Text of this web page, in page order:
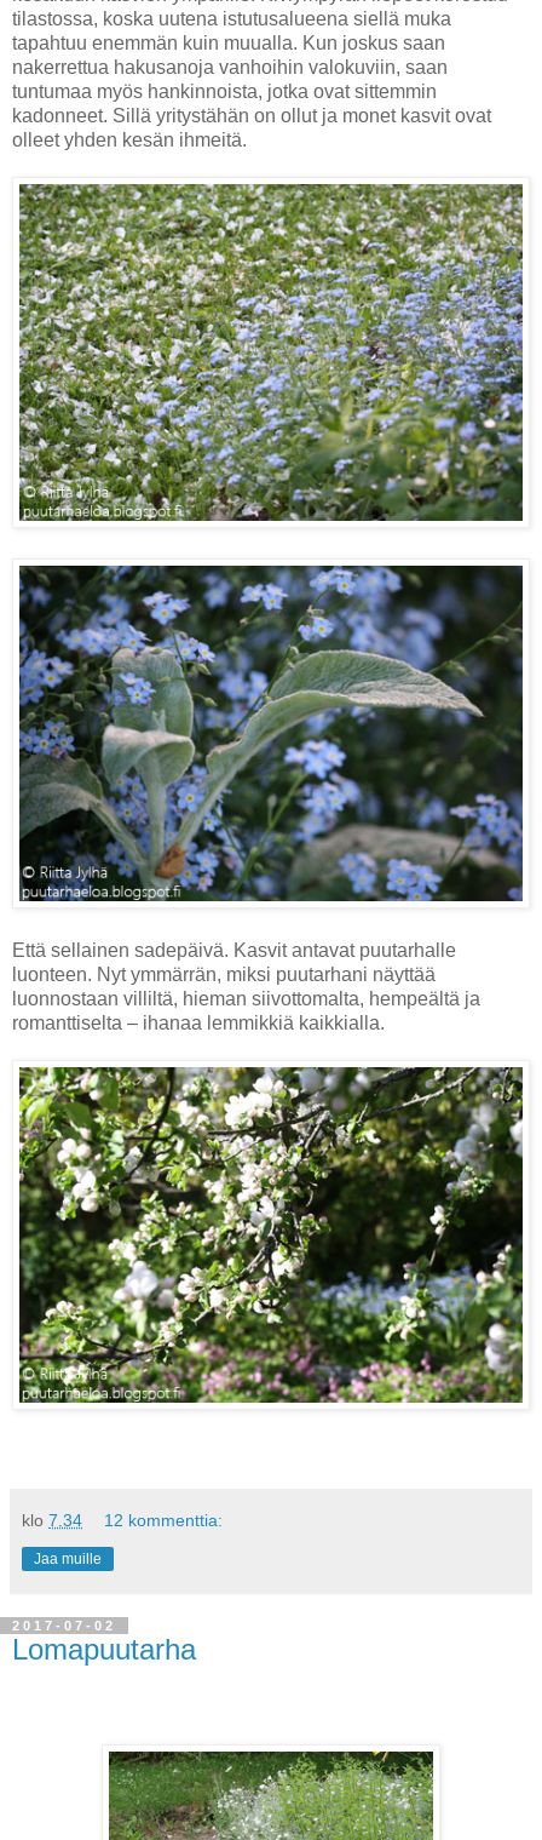
tilastossa, koska uutena istutusalueena siellä muka
tapahtuu enemmän kuin muualla. Kun joskus saan
nakerrettua hakusanoja vanhoihin valokuviin, saan
tuntumaa myös hankinnoista, jotka ovat sittemmin
kadonneet. Sillä yritystähän on ollut ja monet kasvit ovat
olleet yhden kesän ihmeitä.
Että sellainen sadepäivä. Kasvit antavat puutarhalle
luonteen. Nyt ymmärrän, miksi puutarhani näyttää
luonnostaan villiltä, hieman siivottomalta, hempeältä ja
romanttiselta ‒ ihanaa lemmikkiä kaikkialla.
klo 7.34 12 kommenttia:
Jaa muille
2017-07-02
Lomapuutarha